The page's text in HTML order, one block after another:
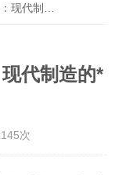
造的*助力
代制造的*
次